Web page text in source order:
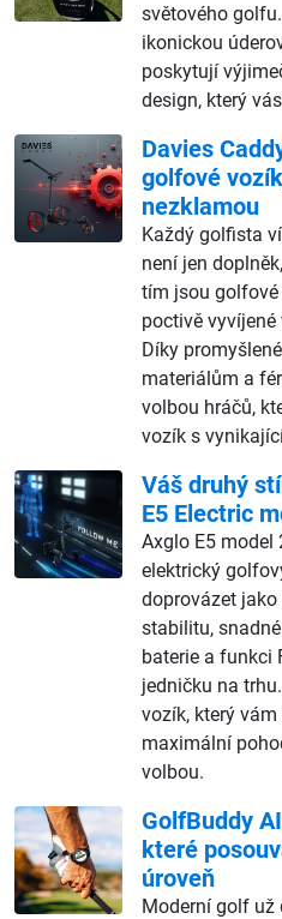
světového
ikonickou
poskytují
design, který
Davies
golfové
nezklamou
Každý golfista
není jen
tím jsou golfové
poctivě vyvíjené
Díky
materiálům a
volbou hráčů,
vozík s
Váš druhý
E5 Electric
Axglo E5 model
elektrický
doprovázet
stabilitu,
baterie a funkci
jedničku na
vozík, který
maximální
volbou.
GolfBuddy
které
úroveň
Moderní golf už